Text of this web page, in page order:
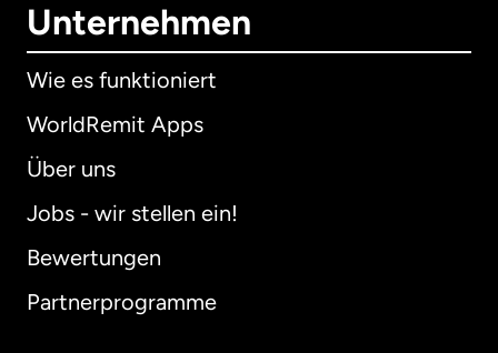
Unternehmen
Wie es funktioniert
WorldRemit Apps
Über uns
Jobs - wir stellen ein!
Bewertungen
Partnerprogramme